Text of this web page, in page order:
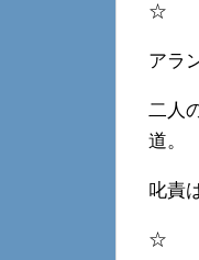
☆
アラ
二人
道。
叱責
☆